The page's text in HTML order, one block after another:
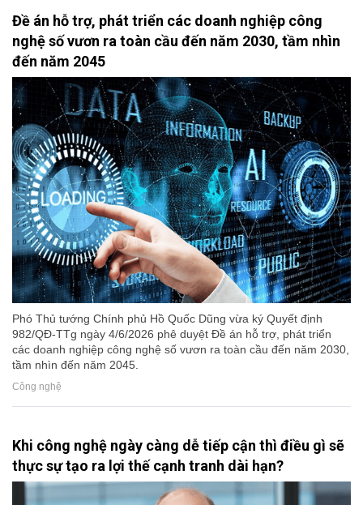
Đề án hỗ trợ, phát triển các doanh nghiệp công
nghệ số vươn ra toàn cầu đến năm 2030, tầm nhìn
đến năm 2045
Phó Thủ tướng Chính phủ Hồ Quốc Dũng vừa ký Quyết định
982/QĐ-TTg ngày 4/6/2026 phê duyệt Đề án hỗ trợ, phát triển
các doanh nghiệp công nghệ số vươn ra toàn cầu đến năm 2030,
tầm nhìn đến năm 2045.
Công nghệ
Khi công nghệ ngày càng dễ tiếp cận thì điều gì sẽ
thực sự tạo ra lợi thế cạnh tranh dài hạn?